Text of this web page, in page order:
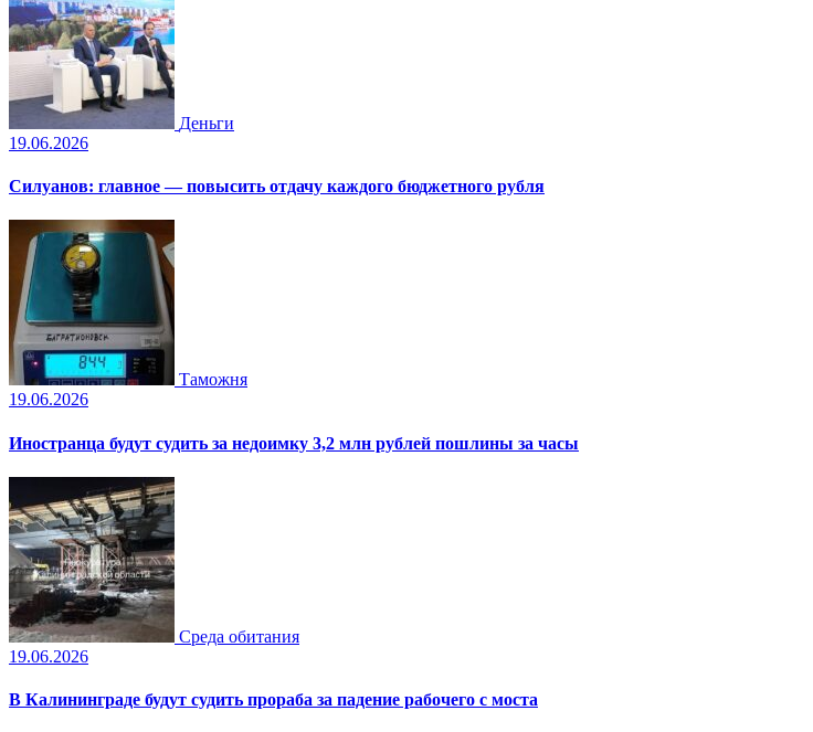
Деньги
19.06.2026
Силуанов: главное — повысить отдачу каждого бюджетного рубля
Таможня
19.06.2026
Иностранца будут судить за недоимку 3,2 млн рублей пошлины за часы
Среда обитания
19.06.2026
В Калининграде будут судить прораба за падение рабочего с моста